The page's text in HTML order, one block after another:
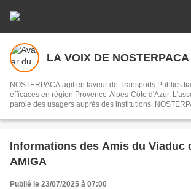
LA VOIX DE NOSTERPACA
NOSTERPACA agit en faveur de Transports Publics
efficaces en région Provence-Alpes-Côte d'Azur.
parole des usagers auprès des institutions. NOSTERPACA est membre du
Informations des Amis du Viaduc
AMIGA
Publié le 23/07/2025 à 07:00